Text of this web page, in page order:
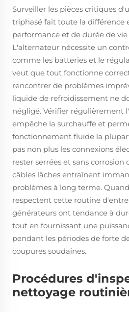
Surveiller les pièces critiques
triphasé fait toute la différence
performance et de durée de
L'alternateur nécessite un
comme les batteries et le
veut que tout fonctionne
rencontrer de problèmes
liquide de refroidissement ne
négligé. Vérifier régulièrement
empêche la surchauffe et
fonctionnement fluide la
pas non plus les connexions
rester serrées et sans corrosion
câbles lâches entraînent
problèmes à long terme.
respectent cette routine
générateurs ont tendance à
tout en fournissant une
pendant les périodes de forte
coupures soudaines.
Procédures
nettoyage